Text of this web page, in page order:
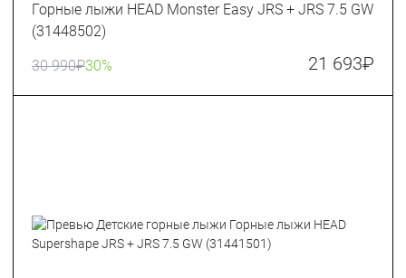
Горные лыжи HEAD Monster Easy JRS + JRS 7.5 GW
(31448502)
30 990₽30% 21 693₽